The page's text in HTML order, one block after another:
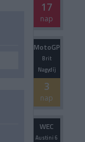
17
nap
MotoGP
Brit
Nagydíj
3
nap
WEC
Austini 6